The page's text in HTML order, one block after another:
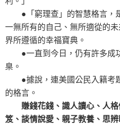
●「窮理查」的智慧格言，
一無所有的自己、無所適從的
界所遵循的幸福寶典。
●一直到今日，仍有許多成
臬。
●據說，連美國公民入籍考題
的格言。
賺錢花錢、識人讀心、人格
笈、談情說愛、親子教養、思辨